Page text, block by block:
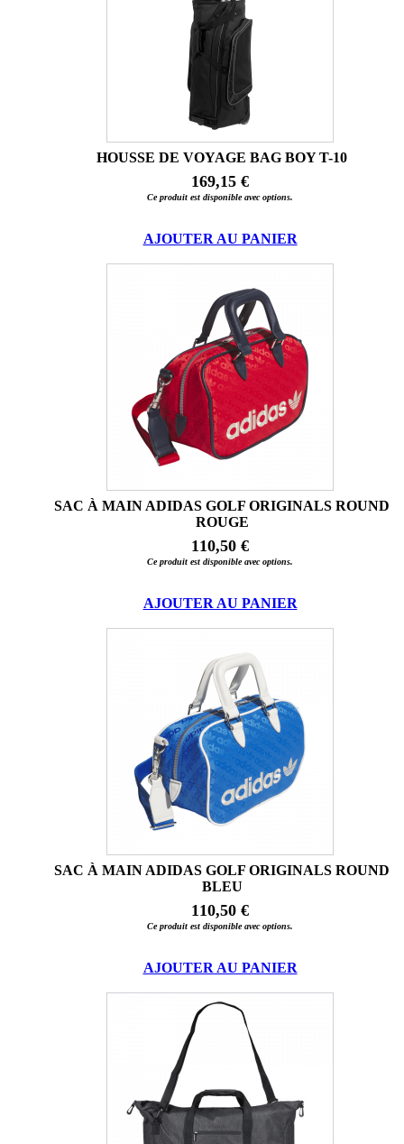
HOUSSE DE VOYAGE BAG BOY T-10
169,15 €
Ce produit est disponible avec options.
AJOUTER AU PANIER
SAC À MAIN ADIDAS GOLF ORIGINALS ROUND
ROUGE
110,50 €
Ce produit est disponible avec options.
AJOUTER AU PANIER
SAC À MAIN ADIDAS GOLF ORIGINALS ROUND
BLEU
110,50 €
Ce produit est disponible avec options.
AJOUTER AU PANIER